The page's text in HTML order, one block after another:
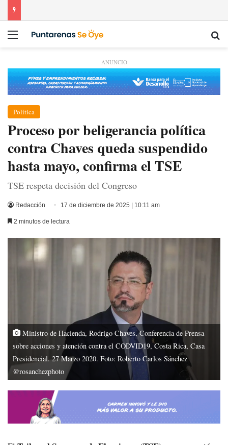
Menú
ANUNCIO
Política
Proceso por beligerancia política
contra Chaves queda suspendido
hasta mayo, confirma el TSE
TSE respeta decisión del Congreso
Redacción 17 de diciembre de 2025 | 10:11 am
2 minutos de lectura
Ministro de Hacienda, Rodrigo Chaves, Conferencia de Prensa
sobre acciones y atención contra el CODVID19, Costa Rica, Casa
Presidencial. 27 Marzo 2020. Foto: Roberto Carlos Sánchez
@rosanchezphoto